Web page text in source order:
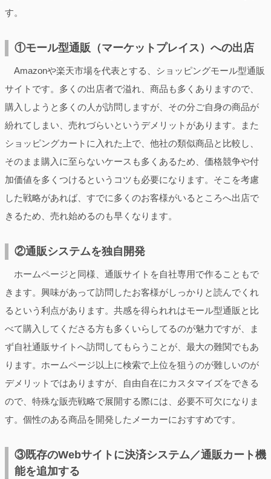
す。
①モール型通販（マーケットプレイス）への出店
Amazonや楽天市場を代表とする、ショッピングモール型通販
サイトです。多くの出店者で溢れ、商品も多くありますので、
購入しようと多くの人が訪問しますが、その分ご自身の商品が
紛れてしまい、売れづらいというデメリットがあります。また
ショッピングカートに入れた上で、他社の類似商品と比較し、
そのまま購入に至らないケースも多くあるため、価格競争や付
加価値を多くつけるというコツも必要になります。そこを考慮
した戦略があれば、すでに多くのお客様がいるところへ出店で
きるため、売れ始めるのも早くなります。
②通販システムを独自開発
ホームページと同様、通販サイトを自社専用で作ることもで
きます。興味があって訪問したお客様がしっかりと読んでくれ
るという利点があります。共感を得られれはモール型通販と比
べて購入してくださる方も多くいらしてるのが魅力ですが、ま
ず自社通販サイトへ訪問してもらうことが、最大の難関でもあ
ります。ホームページ以上に検索で上位を狙うのが難しいのが
デメリットではありますが、自由自在にカスタマイズをできる
ので、特殊な販売戦略で展開する際には、必要不可欠になりま
す。個性のある商品を開発したメーカーにおすすめです。
③既存のWebサイトに決済システム／通販カート機
能を追加する